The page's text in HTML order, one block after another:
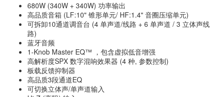
680W (340W + 340W) 功率输出
高品质音箱 (LF:10" 锥形单元/ HF:1.4" 音圈压缩单元)
可拆卸10通道调音台 (4 单声道/线路 + 6 单声道 / 3 立体声线
路)
蓝牙音频
1-Knob Master EQ™ ，包含虚拟低音增强
高解析度SPX 数字混响效果器 (4 种, 参数控制)
板载反馈抑制器
高品质3段通道EQ
可切换立体声/单声道输入